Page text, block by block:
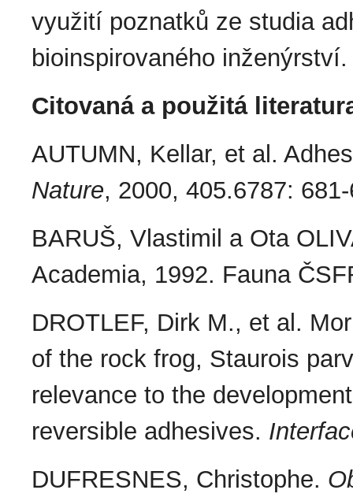
využití poznatků ze studia
bioinspirovaného inženýrství.
Citovaná a použitá
AUTUMN, Kellar, et al.
Nature, 2000, 405.6787:
BARUŠ, Vlastimil a Ota
Academia, 1992. Fauna
DROTLEF, Dirk M., et al.
of the rock frog, Staurois
relevance to the
reversible adhesives.
DUFRESNES, Christophe.